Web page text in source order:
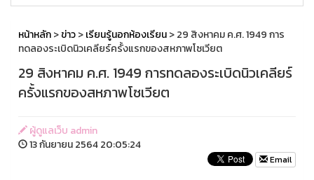
หน้าหลัก>ข่าว>เรียนรู้นอกห้องเรียน> 29​ สิงหาคม​ ค.ศ. 1949 การ
ทดลองระเบิดนิวเคลียร์ครั้งแรกของสหภาพโซเวียต
29​ สิงหาคม​ ค.ศ. 1949 การทดลองระเบิดนิวเคลียร์
ครั้งแรกของสหภาพโซเวียต
ผู้ดูแลเว็บ admin
13 กันยายน 2564 20:05:24
Email